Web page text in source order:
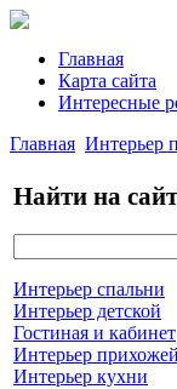
Главная
Карта сайта
Интересные
Главная Интерьер
Найти на
Интерьер спальни
Интерьер детской
Гостиная и кабинет
Интерьер прихожей
Интерьер кухни